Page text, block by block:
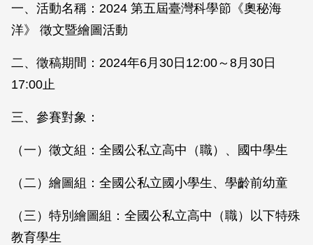
一、活動名稱：2024 第五屆臺灣科學節《奧秘海
洋》 徵文暨繪圖活動
二、徵稿期間：2024年6月30日12:00～8月30日
17:00止
三、參賽對象：
（一）徵文組：全國公私立高中（職）、國中學生
（二）繪圖組：全國公私立國小學生、學齡前幼童
（三）特別繪圖組：全國公私立高中（職）以下特殊
教育學生